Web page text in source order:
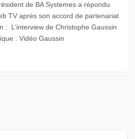
de BA Systemes a répondu
TV après son accord de partenariat
: L’interview de Christophe Gaussin
: Vidéo Gaussin